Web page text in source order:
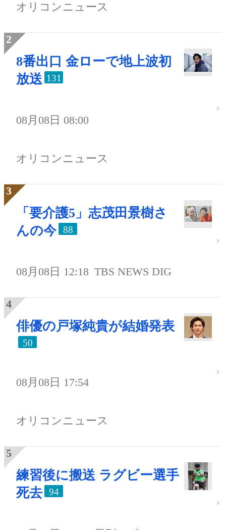
オリコンニュース
8番出口 金ローで地上波初
放送 131
08月08日 08:00
オリコンニュース
「要介護5」志茂田景樹さ
んの今
88
08月08日 12:18 TBS NEWS DIG
俳優の戸塚純貴が結婚発表
50
08月08日 17:54
オリコンニュース
練習後に搬送 ラグビー選手
死去
94